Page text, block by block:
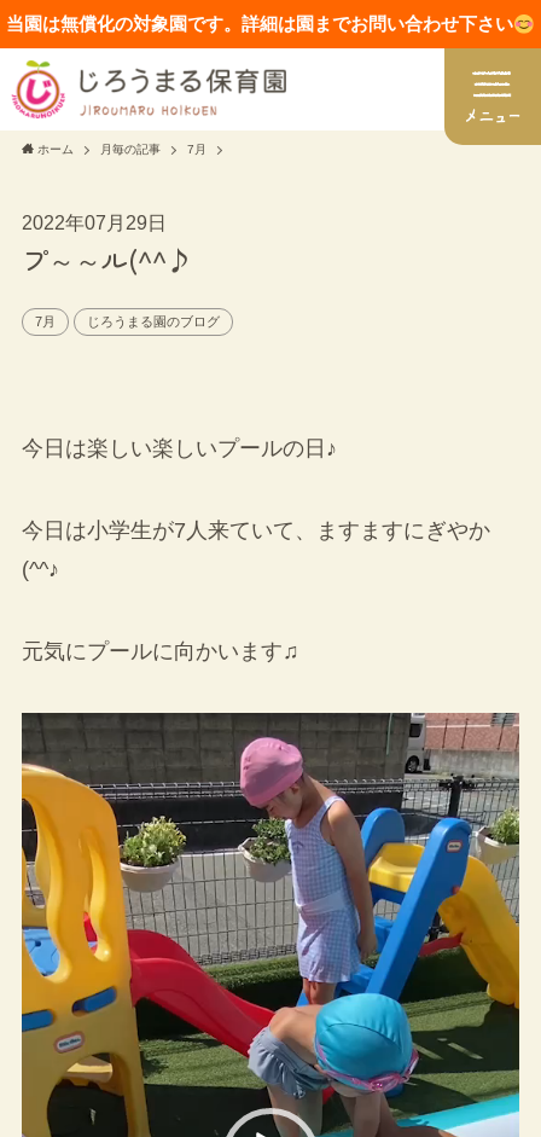
当園は無償化の対象園です。詳細は園までお問い合わせ下さい
ホーム 月毎の記事 7月
2022年07月29日
プ～～ル(^^♪
7月 じろうまる園のブログ
今日は楽しい楽しいプールの日♪
今日は小学生が7人来ていて、ますますにぎやか
(^^♪
元気にプールに向かいます♫
動
画
プ
レ
ー
ヤ
ー